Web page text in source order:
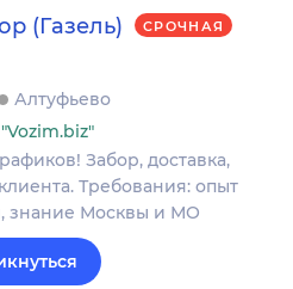
(Газель) СРОЧНАЯ
Алтуфьево
Забор, доставка,
Требования: опыт
знание Москвы и МО